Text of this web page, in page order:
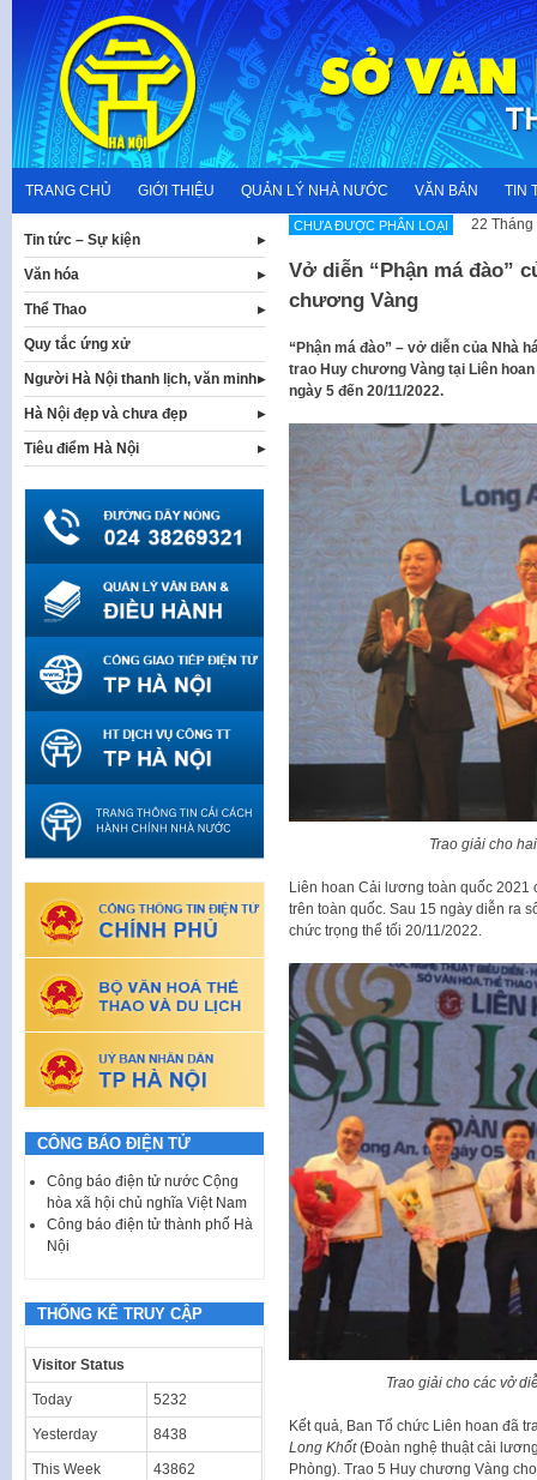
content
TRANG CHỦ GIỚI THIỆU QUẢN LÝ NHÀ NƯỚC VĂN BẢN TIN
CHƯA ĐƯỢC PHÂN LOẠI 22 Tháng
Vở diễn “Phận má đào”
chương Vàng
“Phận má đào” – vở diễn của Nhà
trao Huy chương Vàng tại Liên
ngày 5 đến 20/11/2022.
Trao giải cho
Liên hoan Cải lương toàn quốc
trên toàn quốc. Sau 15 ngày diễn ra
chức trọng thể tối 20/11/2022.
Trao giải cho các vở
Kết quả, Ban Tổ chức Liên hoan đã
Long Khốt(Đoàn nghệ thuật cải
Phòng). Trao 5 Huy chương Vàng
Tin tức – Sự kiện
Văn hóa
Thể Thao
Quy tắc ứng xử
Người Hà Nội thanh lịch, văn minh
Hà Nội đẹp và chưa đẹp
Tiêu điểm Hà Nội
CÔNG BÁO ĐIỆN TỬ
Công báo điện tử nước Cộng
hòa xã hội chủ nghĩa Việt Nam
Công báo điện tử thành phố Hà
Nội
THỐNG KÊ TRUY CẬP
Visitor Status
Today 5232
Yesterday 8438
This Week 43862